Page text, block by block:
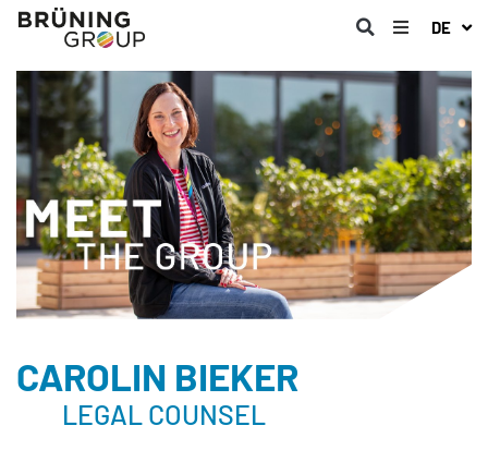
DE
CAROLIN BIEKER
LEGAL COUNSEL